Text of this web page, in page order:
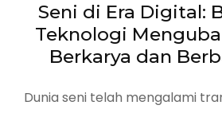
Seni di Era Digital:
Teknologi
Berkarya dan
Dunia seni telah mengalami